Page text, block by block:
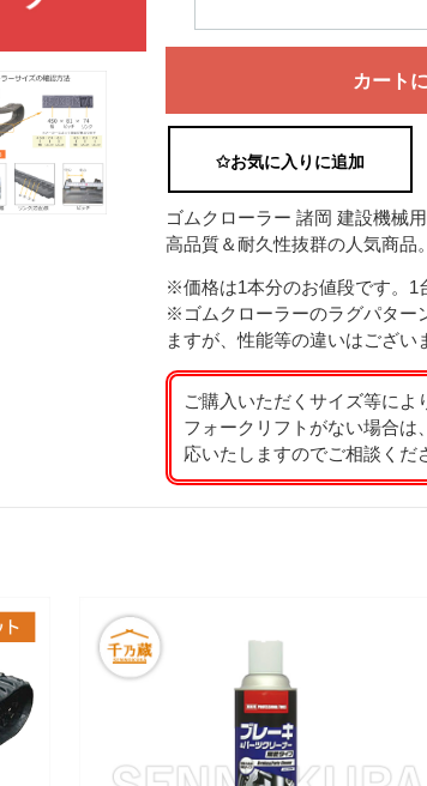
カート
✩お気に入りに追加
ゴムクローラー 諸岡 建設機械
高品質＆耐久性抜群の人気商品
※価格は1本分のお値段です。1
※ゴムクローラーのラグパター
ますが、性能等の違いはござい
ご購入いただくサイズ等によ
フォークリフトがない場合は
応いたしますのでご相談くだ